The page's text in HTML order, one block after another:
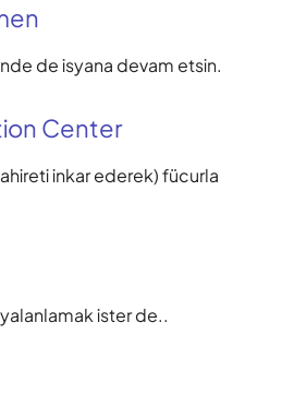
de isyana devam etsin.
Center
inkar ederek) fücurla
ister de..